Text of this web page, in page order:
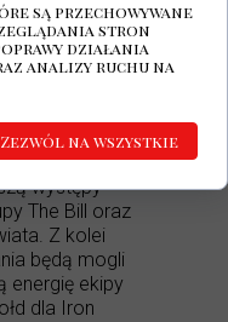
wrażeń.
legenda
na czele.
występy
The Bill oraz
Z kolei
będą mogli
energię ekipy
dla Iron
są przechowywane
stron
działania
analizy ruchu na
Zezwól na wszystkie